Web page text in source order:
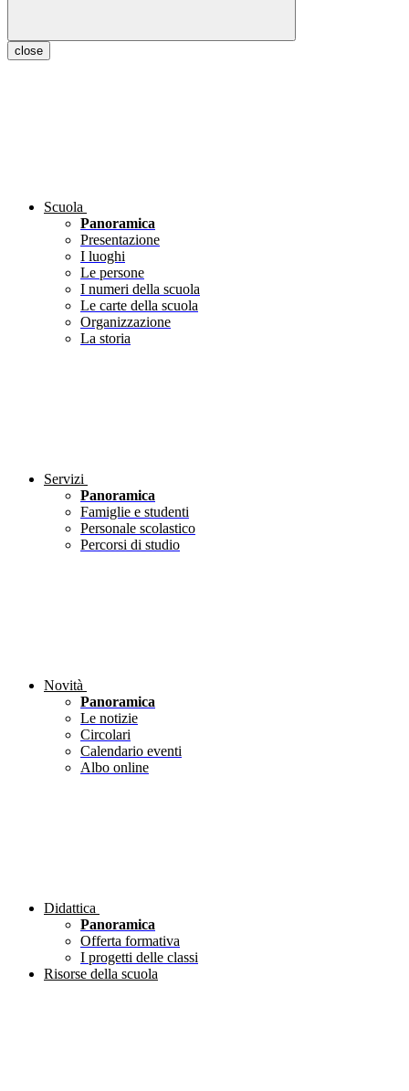
close
Scuola
Panoramica
Presentazione
I luoghi
Le persone
I numeri della scuola
Le carte della scuola
Organizzazione
La storia
Servizi
Panoramica
Famiglie e studenti
Personale scolastico
Percorsi di studio
Novità
Panoramica
Le notizie
Circolari
Calendario eventi
Albo online
Didattica
Panoramica
Offerta formativa
I progetti delle classi
Risorse della scuola